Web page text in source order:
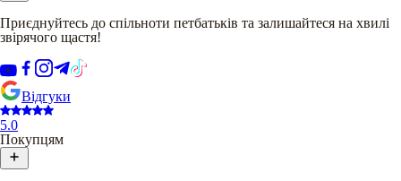
Приєднуйтесь до спільноти петбатьків та залишайтеся на хвилі
звірячого щастя!
Відгуки
5.0
Покупцям